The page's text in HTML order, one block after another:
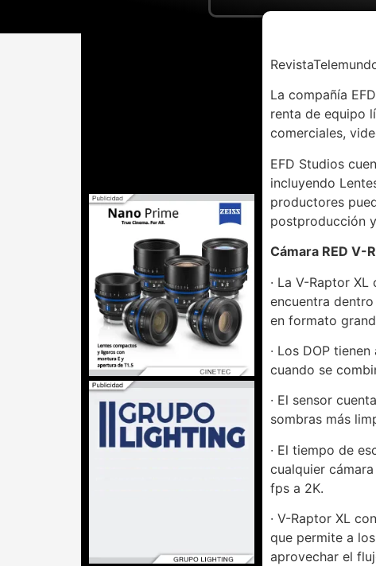
La compañía
renta de equipo
comerciales,
EFD Studios
incluyendo
productores
postproducción
Cámara RED V-
· La V-Raptor
encuentra
en formato
· Los DOP
cuando se
· El sensor
sombras más
· El tiempo de
cualquier
fps a 2K.
· V-Raptor XL
que permite a
aprovechar el